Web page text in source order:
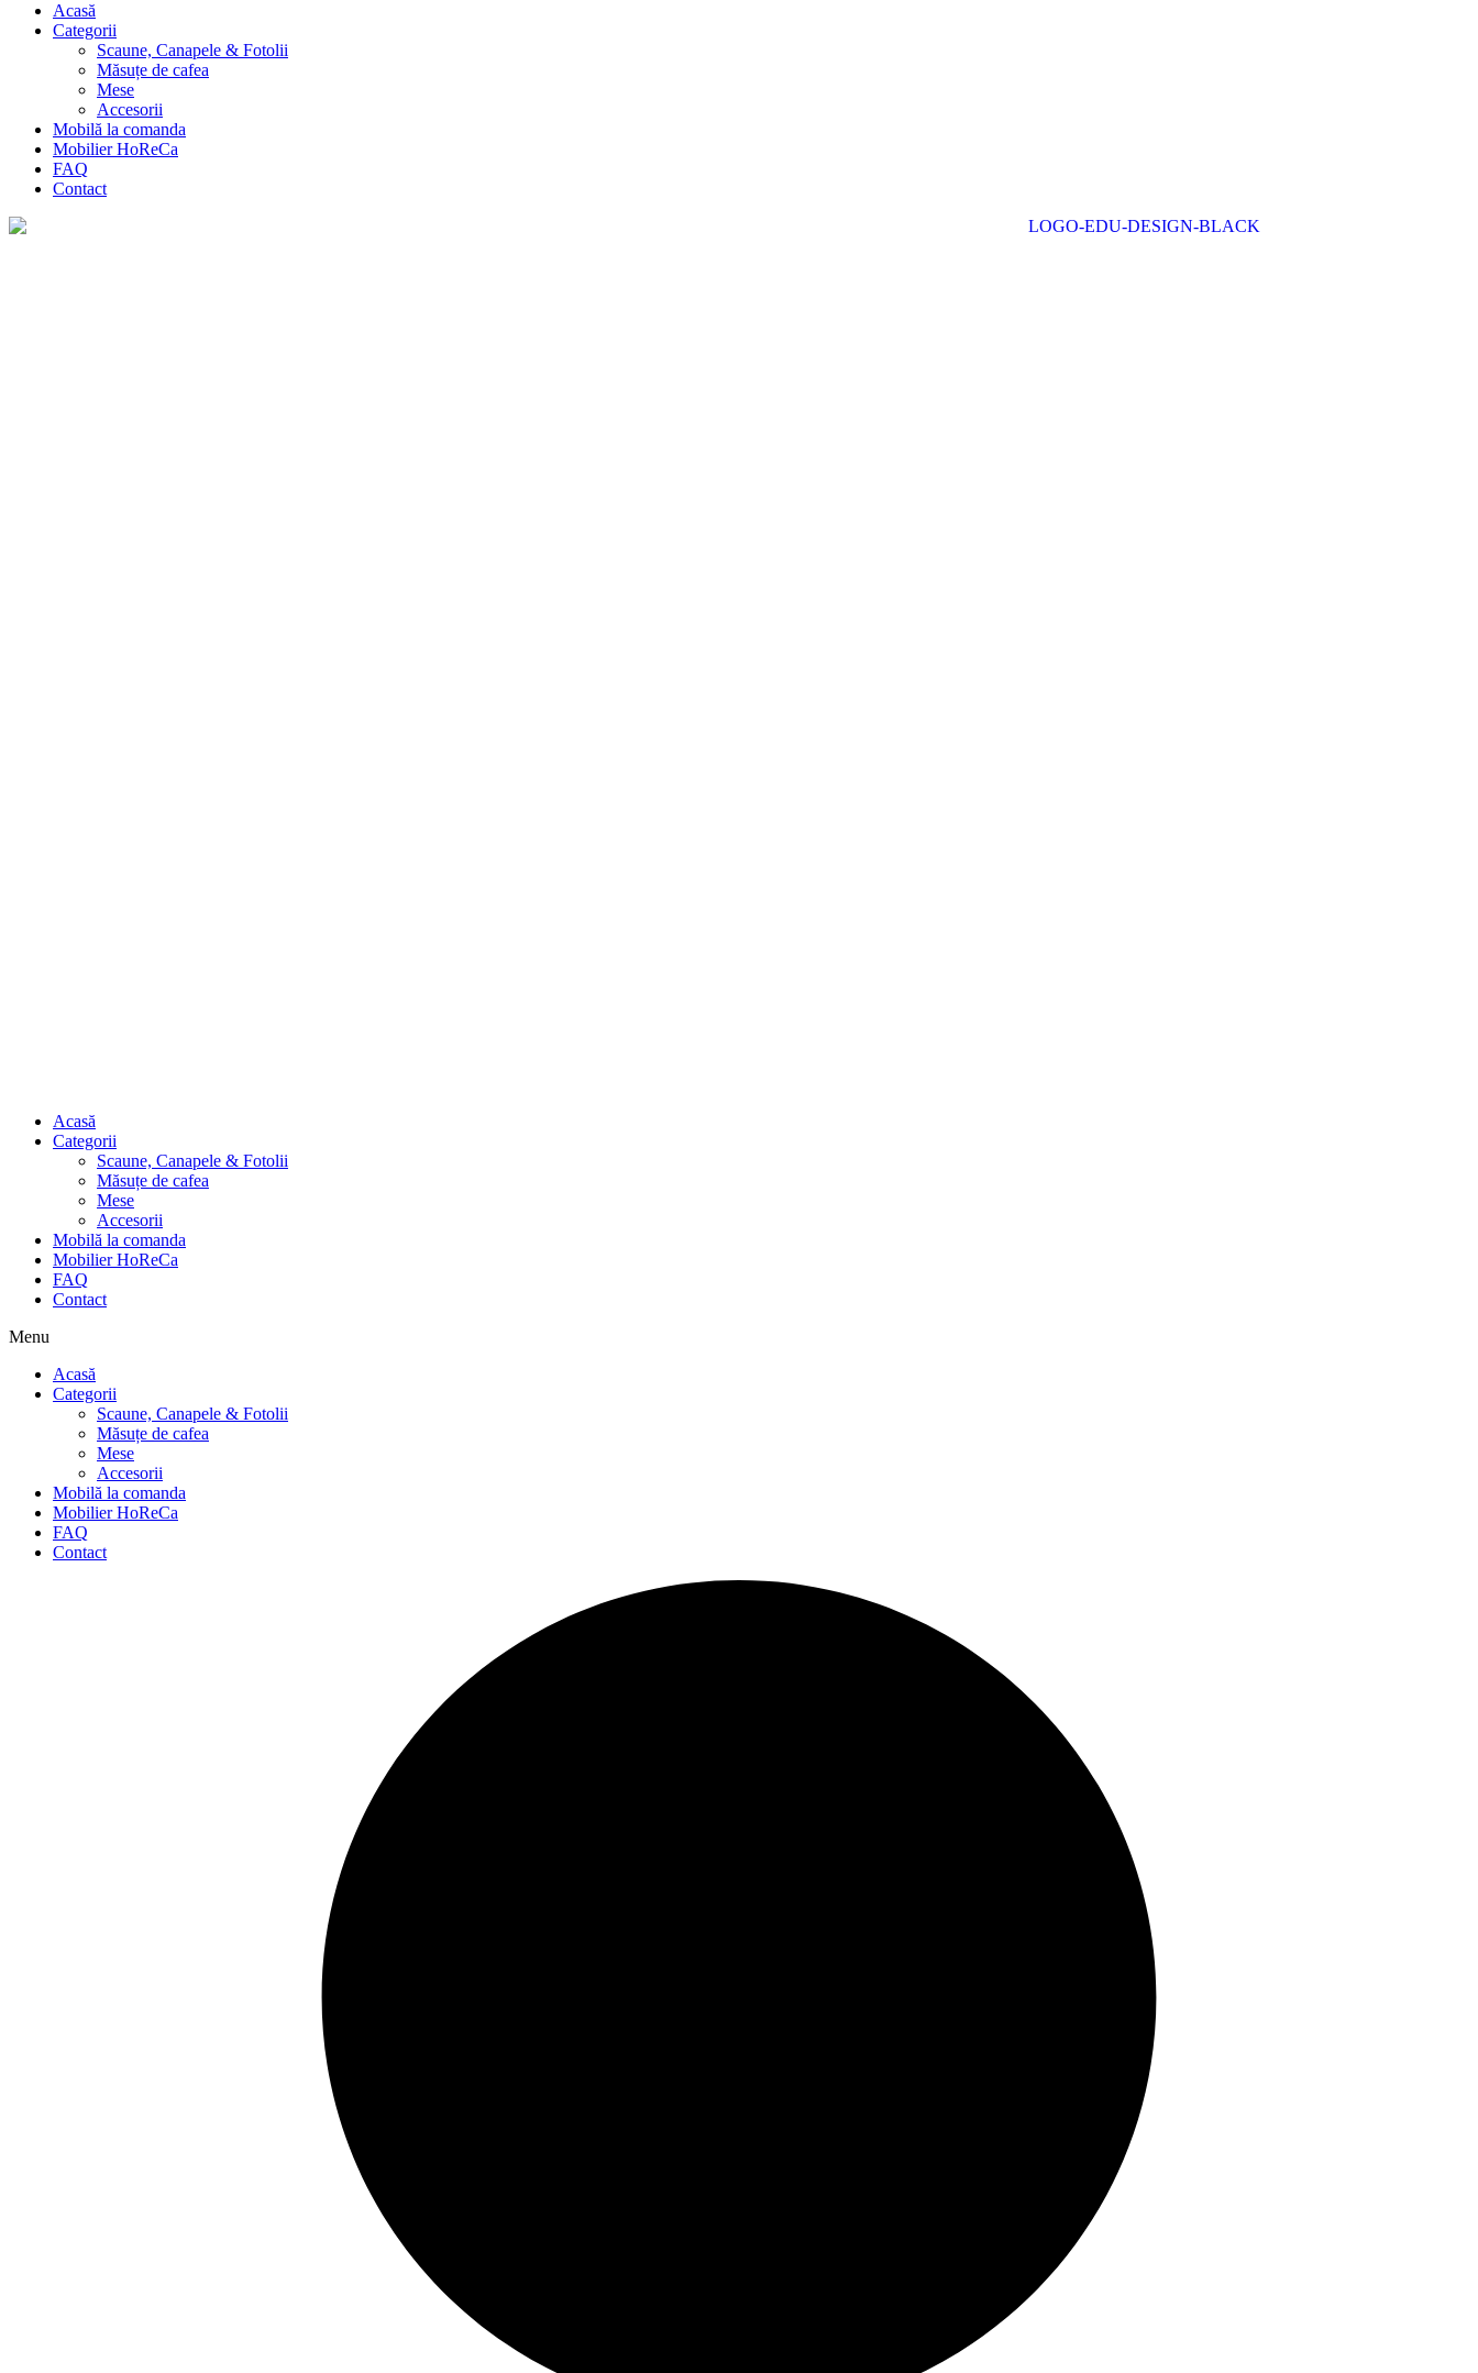
Acasă
Categorii
Scaune, Canapele & Fotolii
Măsuțe de cafea
Mese
Accesorii
Mobilă la comanda
Mobilier HoReCa
FAQ
Contact
Acasă
Categorii
Scaune, Canapele & Fotolii
Măsuțe de cafea
Mese
Accesorii
Mobilă la comanda
Mobilier HoReCa
FAQ
Contact
Menu
Acasă
Categorii
Scaune, Canapele & Fotolii
Măsuțe de cafea
Mese
Accesorii
Mobilă la comanda
Mobilier HoReCa
FAQ
Contact